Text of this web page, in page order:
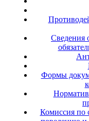
Сведения
Формы
Комиссия по